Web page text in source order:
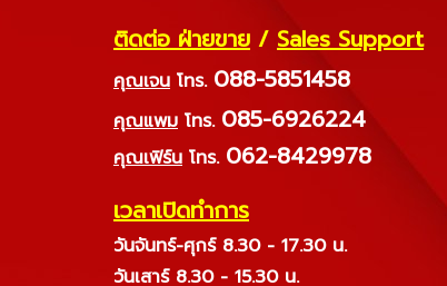
ติดต่อ ฝ่ายขาย / Sales Support
คุณเจน โทร. 088-5851458
คุณแพม โทร. 085-6926224
คุณเฟิร์น โทร. 062-8429978
เวลาเปิดทำการ
วันจันทร์-ศุกร์ 8.30 - 17.30 น.
วันเสาร์ 8.30 - 15.30 น.